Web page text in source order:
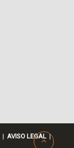
| AVISO LEGAL |